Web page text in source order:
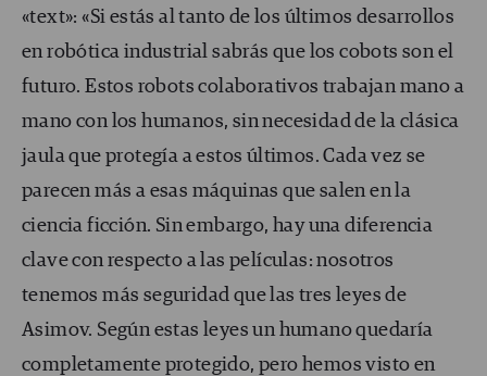
«text»: «Si estás al tanto de los últimos desarrollos
en robótica industrial sabrás que los cobots son el
futuro. Estos robots colaborativos trabajan mano a
mano con los humanos, sin necesidad de la clásica
jaula que protegía a estos últimos. Cada vez se
parecen más a esas máquinas que salen en la
ciencia ficción. Sin embargo, hay una diferencia
clave con respecto a las películas: nosotros
tenemos más seguridad que las tres leyes de
Asimov. Según estas leyes un humano quedaría
completamente protegido, pero hemos visto en